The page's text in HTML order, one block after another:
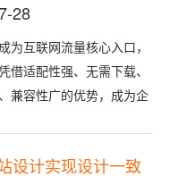
28
为互联网流量核心入口，
借适配性强、无需下载、
兼容性广的优势，成为企
枢，承载数据管理、功能
设计实现设计一致